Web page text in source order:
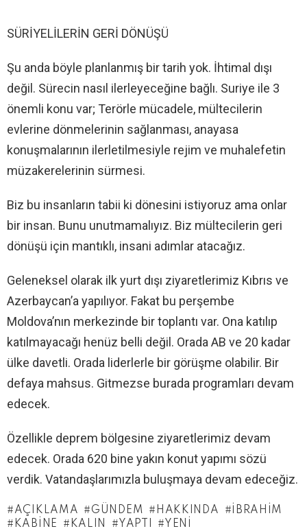
SÜRİYELİLERİN GERİ DÖNÜŞÜ
Şu anda böyle planlanmış bir tarih yok. İhtimal dışı
değil. Sürecin nasıl ilerleyeceğine bağlı. Suriye ile 3
önemli konu var; Terörle mücadele, mültecilerin
evlerine dönmelerinin sağlanması, anayasa
konuşmalarının ilerletilmesiyle rejim ve muhalefetin
müzakerelerinin sürmesi.
Biz bu insanların tabii ki dönesini istiyoruz ama onlar
bir insan. Bunu unutmamalıyız. Biz mültecilerin geri
dönüşü için mantıklı, insani adımlar atacağız.
Geleneksel olarak ilk yurt dışı ziyaretlerimiz Kıbrıs ve
Azerbaycan’a yapılıyor. Fakat bu perşembe
Moldova’nın merkezinde bir toplantı var. Ona katılıp
katılmayacağı henüz belli değil. Orada AB ve 20 kadar
ülke davetli. Orada liderlerle bir görüşme olabilir. Bir
defaya mahsus. Gitmezse burada programları devam
edecek.
Özellikle deprem bölgesine ziyaretlerimiz devam
edecek. Orada 620 bine yakın konut yapımı sözü
verdik. Vatandaşlarımızla buluşmaya devam edeceğiz.
AÇIKLAMA GÜNDEM HAKKINDA
İBRAHIM
KABINE
KALIN YAPTI YENI